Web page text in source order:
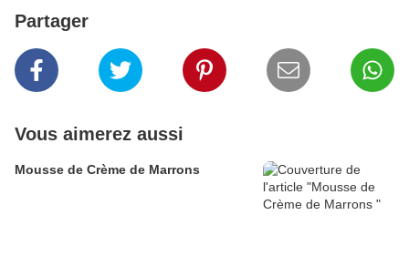
Partager
Vous aimerez aussi
Mousse de Crème de Marrons